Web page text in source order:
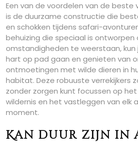
Een van de voordelen van de beste
is de duurzame constructie die
en schokken tijdens safari-
behuizing die speciaal is ontworpen
omstandigheden te weerstaan,
hart op pad gaan en genieten van
ontmoetingen met wilde dieren in
habitat. Deze robuuste verrekijkers
zonder zorgen kunt focussen op
wildernis en het vastleggen van elk
moment.
Kan duur zijn in